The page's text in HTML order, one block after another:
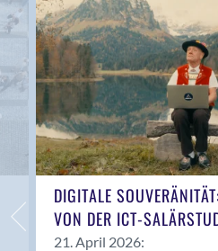
Anwil
Appenzell
Au SG
Baar
Baden
Balsthal
Balzers
Basel
Bassersdorf
Belp
DIGITALE
VON DER ICT-
21. April 2026: